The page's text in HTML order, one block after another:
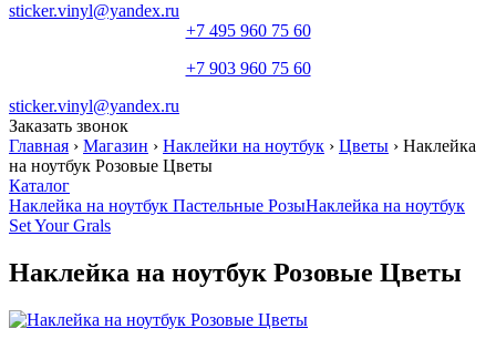
sticker.vinyl@yandex.ru
+7 495 960 75 60
+7 903 960 75 60
sticker.vinyl@yandex.ru
Заказать звонок
Главная › Магазин › Наклейки на ноутбук › Цветы › Наклейка
на ноутбук Розовые Цветы
Каталог
Наклейка на ноутбук Пастельные РозыНаклейка на ноутбук
Set Your Grals
Наклейка на ноутбук Розовые Цветы